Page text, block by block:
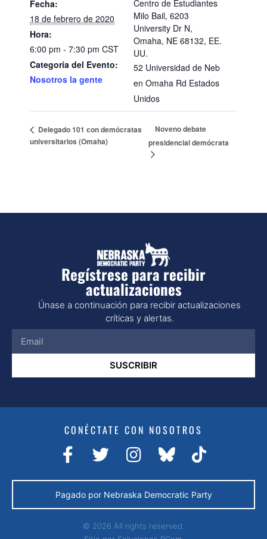
Fecha:
18 de febrero de 2020
Hora:
6:00 pm - 7:30 pm CST
Categoría del Evento:
Nosotros la gente
Centro de Estudiantes
Milo Bail, 6203
University Dr N,
Omaha, NE 68132, EE.
UU.
52 Universidad de Neb
en Omaha Rd Estados
Unidos
Delegado 101 con demócratas
universitarios (Omaha)
Noveno debate
presidencial demócrata
Regístrese para recibir
actualizaciones
Únase a continuación para recibir actualizaciones
críticas y alertas.
SUSCRIBIR
CONÉCTATE CON NOSOTROS
Pagado por Nebraska Democratic Party
© 2026 All rights reserved.